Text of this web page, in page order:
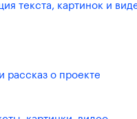
текста, картинок и
рассказ о проекте